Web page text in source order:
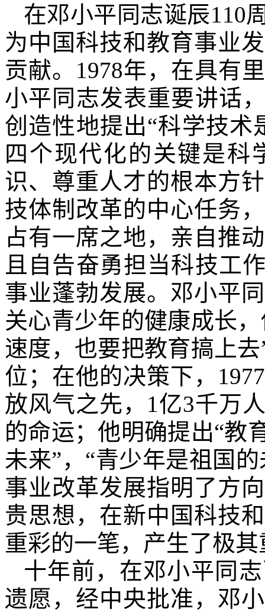
在邓小平同志诞辰110
为中国科技和教育事业
贡献。 1978年，在具有
小平同志发表重要讲话
创造性地提出“科学技术
四个现代化的关键是科
识、尊重人才的根本方
技体制改革的中心任务
占有一席之地，亲自推
且自告奋勇担当科技工
事业蓬勃发展。邓小平
关心青少年的健康成长
速度，也要把教育搞上
位；在他的决策下， 1977
放风气之先， 1亿3千万
的命运；他明确提出“教
未来”，“青少年是祖国
事业改革发展指明了方
贵思想，在新中国科技
重彩的一笔，产生了极
十年前，在邓小平同
遗愿，经中央批准，邓